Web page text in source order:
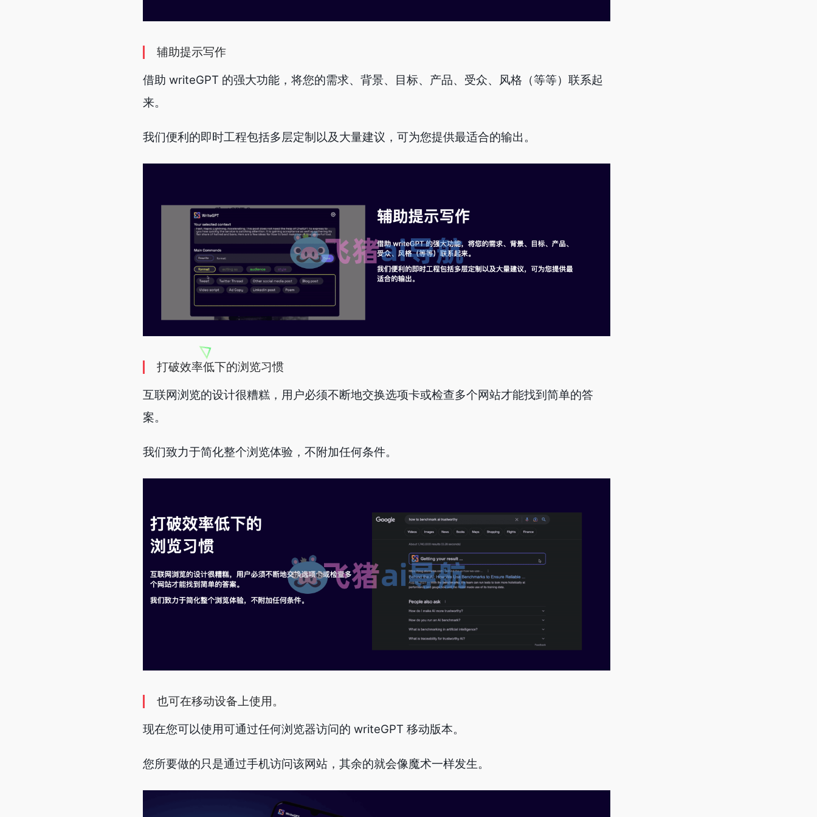
辅助提示写作
借助 writeGPT 的强大功能，将您的需求、背景、目标、产品、受众、风格（等等）联系起
来。
我们便利的即时工程包括多层定制以及大量建议，可为您提供最适合的输出。
打破效率低下的浏览习惯
互联网浏览的设计很糟糕，用户必须不断地交换选项卡或检查多个网站才能找到简单的答
案。
我们致力于简化整个浏览体验，不附加任何条件。
也可在移动设备上使用。
现在您可以使用可通过任何浏览器访问的 writeGPT 移动版本。
您所要做的只是通过手机访问该网站，其余的就会像魔术一样发生。